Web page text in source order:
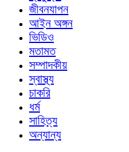
জীবনযাপন
আইন অঙ্গন
ভিডিও
মতামত
সম্পাদকীয়
স্বাস্থ্য
চাকরি
ধর্ম
সাহিত্য
অন্যান্য